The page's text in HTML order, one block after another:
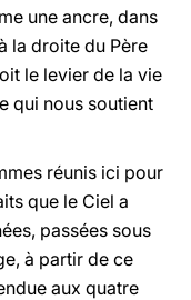
une ancre, dans
la droite du Père
le levier de la vie
qui nous soutient
réunis ici pour
que le Ciel a
passées sous
à partir de ce
aux quatre